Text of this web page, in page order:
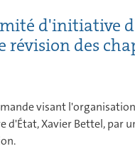
d'initiative
des
visant
Xavier Bettel, par